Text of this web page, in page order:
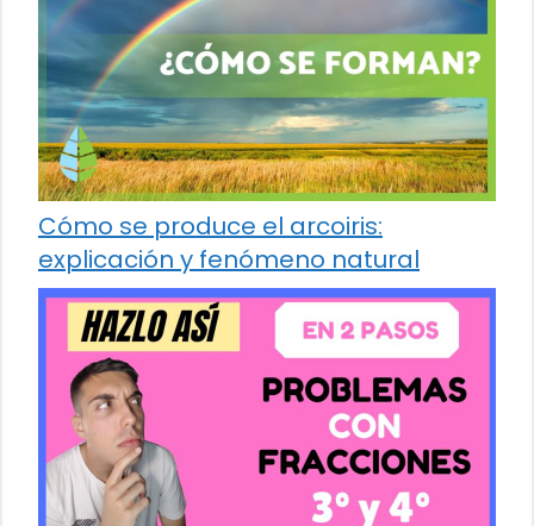
Cómo se produce el arcoiris:
explicación y fenómeno natural